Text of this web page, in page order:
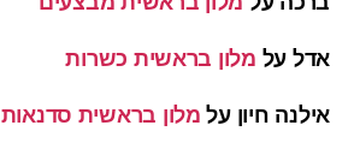
אדל על מלון בראשית כשרות
אילנה חיון על מלון בראשית סדנאות